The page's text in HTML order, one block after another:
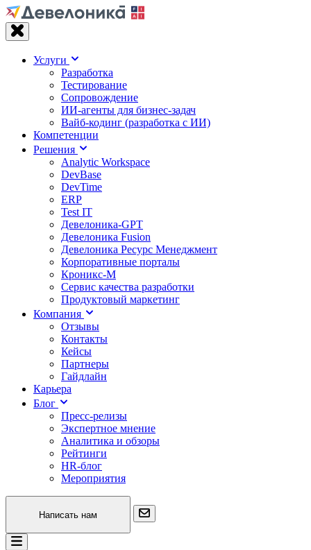
Услуги
Разработка
Тестирование
Сопровождение
ИИ-агенты для бизнес-задач
Вайб‑кодинг (разработка с ИИ)
Компетенции
Решения
Analytic Workspace
DevBase
DevTime
ERP
Test IT
Девелоника-GPT
Девелоника Fusion
Девелоника Ресурс Менеджмент
Корпоративные порталы
Кроникс-М
Сервис качества разработки
Продуктовый маркетинг
Компания
Отзывы
Контакты
Кейсы
Партнеры
Гайдлайн
Карьера
Блог
Пресс-релизы
Экспертное мнение
Аналитика и обзоры
Рейтинги
HR-блог
Мероприятия
Написать нам